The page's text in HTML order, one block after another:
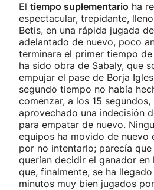
El tiempo suplementario ha
espectacular, trepidante,
Betis, en una rápida jugada
adelantado de nuevo, poco
terminara el primer tiempo
ha sido obra de Sabaly, que
empujar el pase de Borja
segundo tiempo no había
comenzar, a los 15 segundos,
aprovechado una indecisión
para empatar de nuevo.
equipos ha movido de nuevo
por no intentarlo; parecía que
querían decidir el ganador en
que, finalmente, se ha
minutos muy bien jugados